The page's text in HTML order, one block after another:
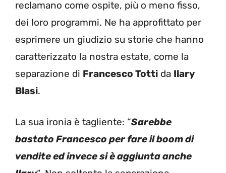
reclamano come ospite, più o meno fisso,
dei loro programmi. Ne ha approfittato per
esprimere un giudizio su storie che hanno
caratterizzato la nostra estate, come la
separazione di Francesco Totti da Ilary
Blasi.
La sua ironia è tagliente: “Sarebbe
bastato Francesco per fare il boom di
vendite ed invece si è aggiunta anche